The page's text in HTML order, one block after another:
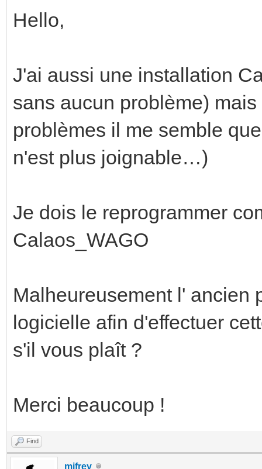
Hello,
J'ai aussi une installation
sans aucun problème)
problèmes il me semble
n'est plus joignable…)
Je dois le reprogrammer
Calaos_WAGO
Malheureusement l' ancien
logicielle afin d'effectuer
s'il vous plaît ?
Merci beaucoup !
Find
mifrey